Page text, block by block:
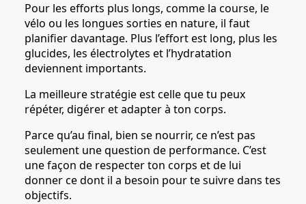
Pour les efforts plus longs, comme la course, le
vélo ou les longues sorties en nature, il faut
planifier davantage. Plus l’effort est long, plus les
glucides, les électrolytes et l’hydratation
deviennent importants.
La meilleure stratégie est celle que tu peux
répéter, digérer et adapter à ton corps.
Parce qu’au final, bien se nourrir, ce n’est pas
seulement une question de performance. C’est
une façon de respecter ton corps et de lui
donner ce dont il a besoin pour te suivre dans tes
objectifs.